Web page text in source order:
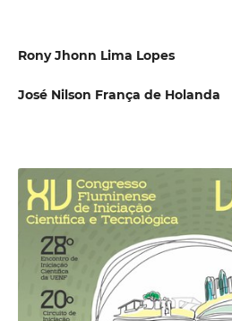
Rony Jhonn Lima Lopes
José Nilson França de Holanda